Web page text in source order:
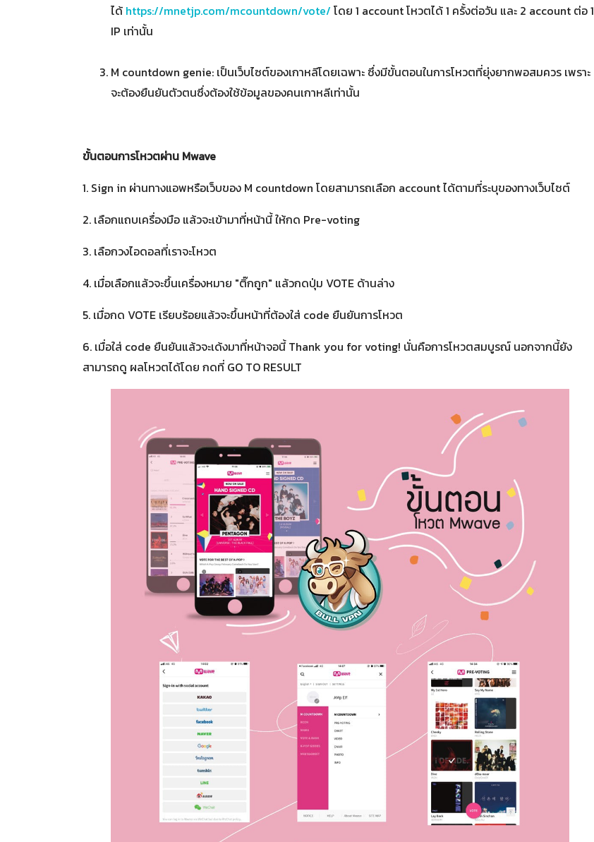
ได้ https://mnetjp.com/mcountdown/vote/ โดย 1 account โหวตได้ 1 ครั้งต่อวัน และ 2 account ต่อ 1
IP เท่านั้น
M countdown genie: เป็นเว็บไซต์ของเกาหลีโดยเฉพาะ ซึ่งมีขั้นตอนในการโหวตที่ยุ่งยากพอสมควร เพราะ
จะต้องยืนยันตัวตนซึ่งต้องใช้ข้อมูลของคนเกาหลีเท่านั้น
ขั้นตอนการโหวตผ่าน Mwave
1. Sign in ผ่านทางแอพหรือเว็บของ M countdown โดยสามารถเลือก account ได้ตามที่ระบุของทางเว็บไซต์
2. เลือกแถบเครื่องมือ แล้วจะเข้ามาที่หน้านี้ ให้กด Pre-voting
3. เลือกวงไอดอลที่เราจะโหวต
4. เมื่อเลือกแล้วจะขึ้นเครื่องหมาย "ติ๊กถูก" แล้วกดปุ่ม VOTE ด้านล่าง
5. เมื่อกด VOTE เรียบร้อยแล้วจะขึ้นหน้าที่ต้องใส่ code ยืนยันการโหวต
6. เมื่อใส่ code ยืนยันแล้วจะเด้งมาที่หน้าจอนี้ Thank you for voting! นั่นคือการโหวตสมบูรณ์ นอกจากนี้ยัง
สามารถดู ผลโหวตได้โดย กดที่ GO TO RESULT